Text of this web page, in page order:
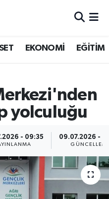
EKONOMİ EĞİTİM
yolculuğu
- 09:35 09.07.2026 -
ve Fikstür